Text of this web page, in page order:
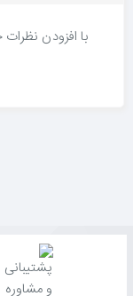
با افزودن نظرات